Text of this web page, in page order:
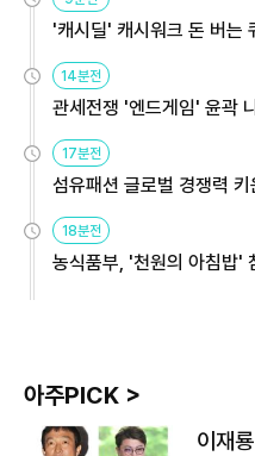
'캐시딜' 캐시워크 돈 버는
14분전
관세전쟁 '엔드게임' 윤곽
17분전
섬유패션 글로벌 경쟁력
18분전
농식품부, '천원의 아침밥'
아주PICK >
이재